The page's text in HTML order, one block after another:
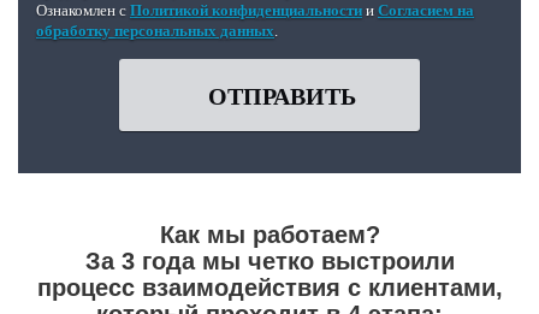
Ознакомлен с Политикой конфиденциальности и Согласием на
обработку персональных данных.
ОТПРАВИТЬ
Как мы работаем?
За 3 года мы четко выстроили
процесс взаимодействия с клиентами,